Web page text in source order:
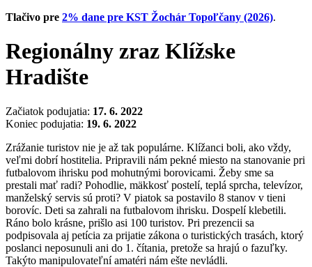
Tlačivo pre 2% dane pre KST Žochár Topoľčany (2026).
Regionálny zraz Klížske
Hradište
Začiatok podujatia: 17. 6. 2022
Koniec podujatia: 19. 6. 2022
Zrážanie turistov nie je až tak populárne. Klížanci boli, ako vždy,
veľmi dobrí hostitelia. Pripravili nám pekné miesto na stanovanie pri
futbalovom ihrisku pod mohutnými borovicami. Žeby sme sa
prestali mať radi? Pohodlie, mäkkosť postelí, teplá sprcha, televízor,
manželský servis sú proti? V piatok sa postavilo 8 stanov v tieni
borovíc. Deti sa zahrali na futbalovom ihrisku. Dospelí klebetili.
Ráno bolo krásne, prišlo asi 100 turistov. Pri prezencii sa
podpisovala aj petícia za prijatie zákona o turistických trasách, ktorý
poslanci neposunuli ani do 1. čítania, pretože sa hrajú o fazuľky.
Takýto manipulovateľní amatéri nám ešte nevládli.